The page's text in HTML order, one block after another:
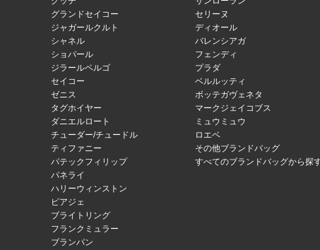
グランドセイコー
ジャガールクルト
シャネル
ショパール
ジラールペルゴ
セイコー
ゼニス
タグホイヤー
ダニエルロート
チューダー/チュードル
ティファニー
パテックフィリップ
パネライ
ハリーウィンストン
ピアジェ
ブライトリング
フランクミュラー
ブランパン
セリーヌ
ディオール
バレンシアガ
フェンディ
プラダ
ベルルッティ
ボッテガヴェネタ
マークジェイコブス
ミュウミュウ
ロエベ
その他ブランドバッグ
すべてのブランドバッグから探